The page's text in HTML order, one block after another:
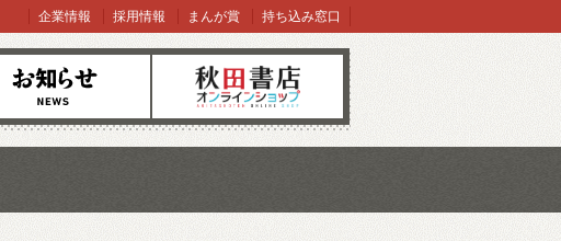
オンラインショップ
企業情報 採用情報 まんが賞 持ち込み窓口